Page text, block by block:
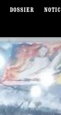
DOSSIER